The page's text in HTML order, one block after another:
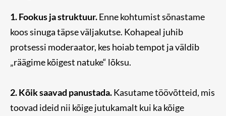
1. Fookus ja struktuur.Enne kohtumist sõnastame
koos sinuga täpse väljakutse. Kohapeal juhib
protsessi moderaator, kes hoiab tempot ja väldib
„räägime kõigest natuke“ lõksu.
2. Kõik saavad panustada.Kasutame töövõtteid, mis
toovad ideid nii kõige jutukamalt kui ka kõige